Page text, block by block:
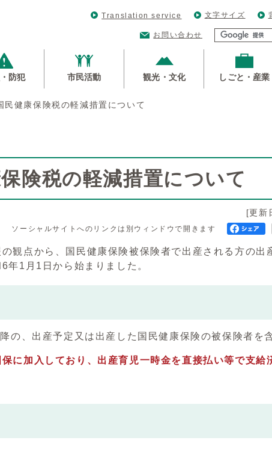
Translation service 文字サイズ
お問い合わせ
防犯 市民活動 観光・文化 しごと・産業
民健康保険税の軽減措置について
険税の軽減措置について
[更新
ソーシャルサイトへのリンクは別ウィンドウで開きます
観点から、国民健康保険被保険者で出産される方の出
年1月1日から始まりました。
の、出産予定又は出産した国民健康保険の被保険者を
に加入しており、出産育児一時金を直接払い等で支給